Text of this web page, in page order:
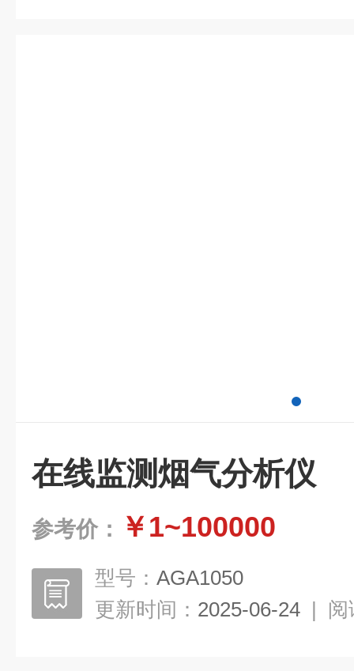
在线监测烟气分析仪
参考价： ￥1~100000
型号： AGA1050
更新时间： 2025-06-24 | 阅